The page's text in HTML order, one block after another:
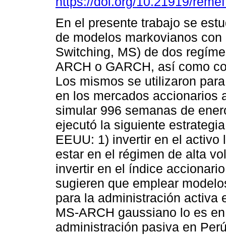
En el presente trabajo se
de modelos markovianos
Switching, MS) de dos
ARCH o GARCH, así como
Los mismos se utilizaron
en los mercados accionarios
simular 996 semanas de
ejecutó la siguiente
EEUU: 1) invertir en el
estar en el régimen de alta
invertir en el índice
sugieren que emplear
para la administración activa
MS-ARCH gaussiano lo es
administración pasiva en